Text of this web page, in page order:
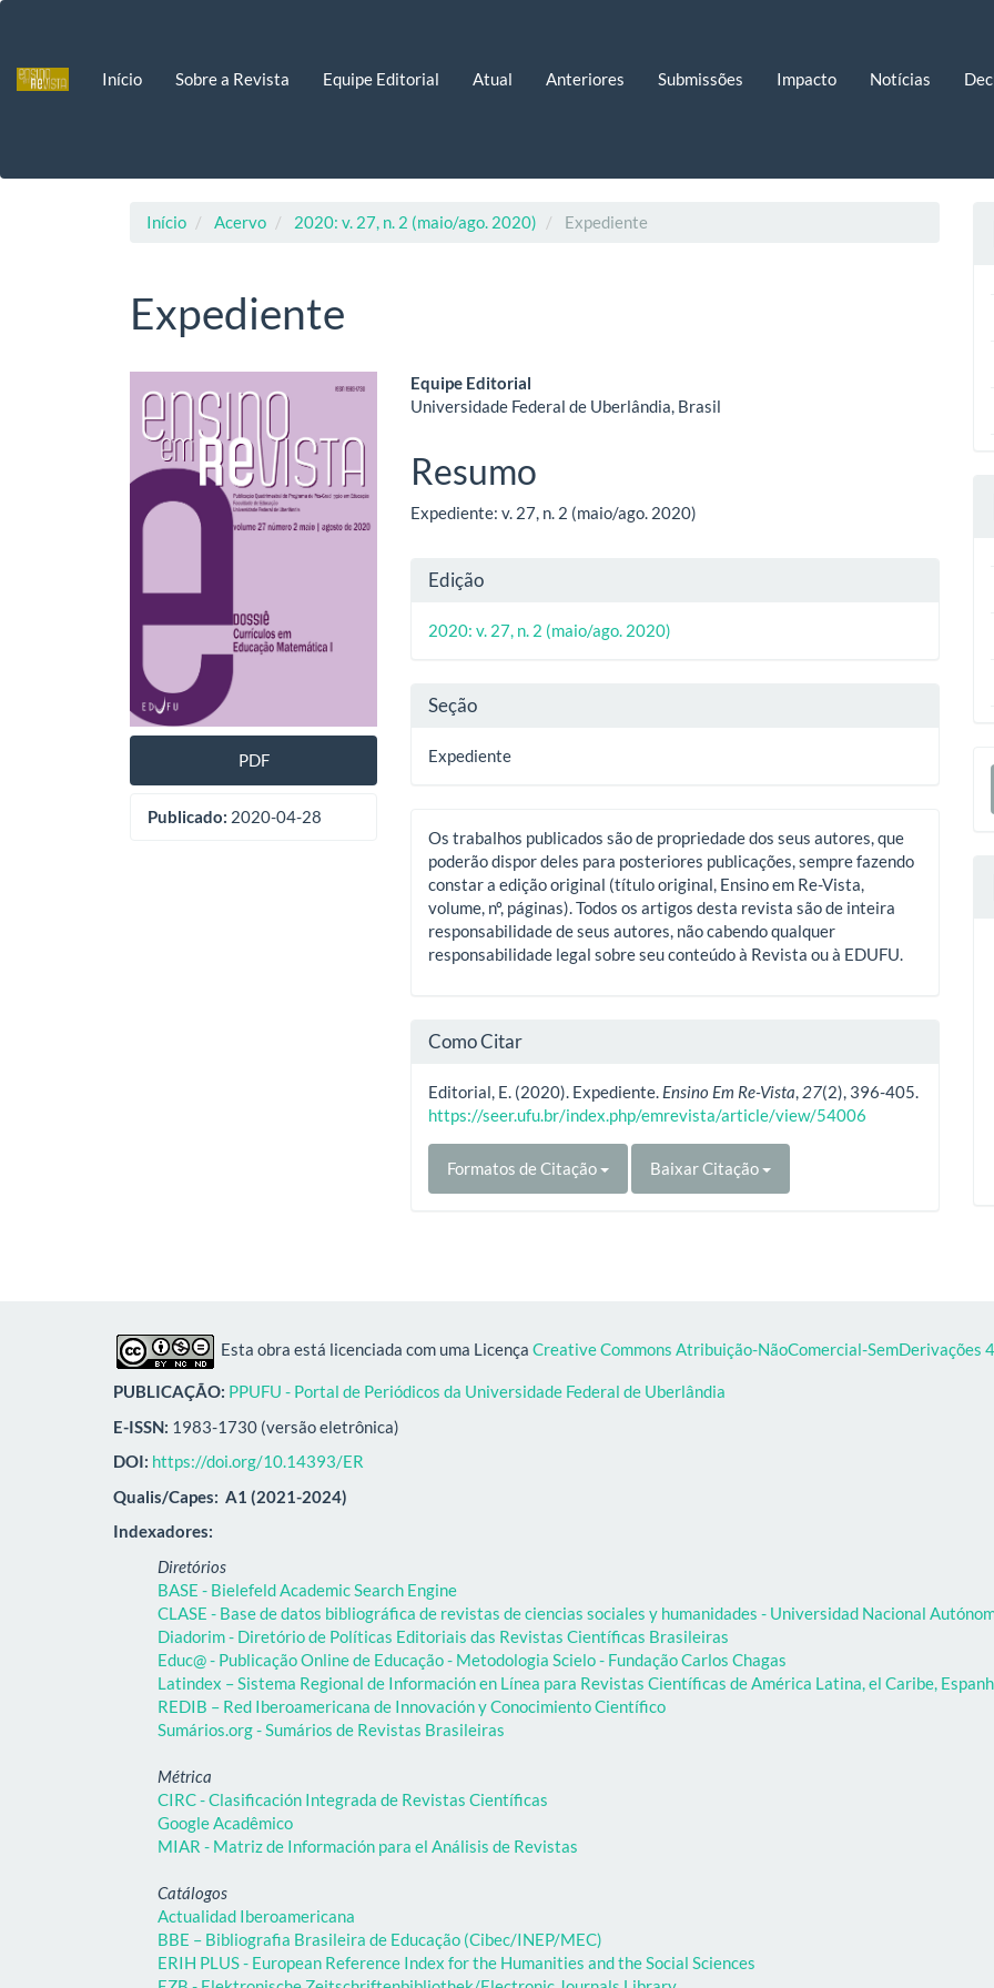
principalInício Sobre a Revista Equipe Editorial Atual Anteriores Submissões Impacto Notícias
Início Acervo 2020: v. 27, n. 2 (maio/ago. 2020) Expediente
Expediente
Barra
lateral
de
artigos
PDF
Publicado: 2020-04-28
Conteúdo
artigo
principal
Equipe Editorial
Universidade Federal de Uberlândia, Brasil
Resumo
Expediente: v. 27, n. 2 (maio/ago. 2020)
Detalhes
do
Edição
2020: v. 27, n. 2 (maio/ago. 2020)
Seção
Expediente
Os trabalhos publicados são de propriedade dos seus autores, que
poderão dispor deles para posteriores publicações, sempre fazendo
constar a edição original (título original, Ensino em Re-Vista,
volume, nº, páginas). Todos os artigos desta revista são de inteira
responsabilidade de seus autores, não cabendo qualquer
responsabilidade legal sobre seu conteúdo à Revista ou à EDUFU.
Como Citar
Editorial, E. (2020). Expediente. Ensino Em Re-Vista 27(2), 396-405.
https://seer.ufu.br/index.php/emrevista/article/view/54006
Formatos de Citação Baixar Citação
Esta obra está licenciada com uma Licença Creative Commons Atribuição-NãoComercial-SemDerivações
PUBLICAÇÃO: PPUFU - Portal de Periódicos da Universidade Federal de Uberlândia
E-ISSN: 1983-1730 (versão eletrônica)
DOI: https://doi.org/10.14393/ER
Qualis/Capes: A1 (2021-2024)
Indexadores:
Diretórios
BASE - Bielefeld Academic Search Engine
CLASE - Base de datos bibliográfica de revistas de ciencias sociales y humanidades - Universidad Nacional
Diadorim - Diretório de Políticas Editoriais das Revistas Científicas Brasileiras
Educ@ - Publicação Online de Educação - Metodologia Scielo - Fundação Carlos Chagas
Latindex – Sistema Regional de Información en Línea para Revistas Científicas de América Latina, el Caribe,
REDIB – Red Iberoamericana de Innovación y Conocimiento Científico
Sumários.org - Sumários de Revistas Brasileiras
Métrica
CIRC - Clasificación Integrada de Revistas Científicas
Google Acadêmico
MIAR - Matriz de Información para el Análisis de Revistas
Catálogos
Actualidad Iberoamericana
BBE – Bibliografia Brasileira de Educação (Cibec/INEP/MEC)
ERIH PLUS - European Reference Index for the Humanities and the Social Sciences